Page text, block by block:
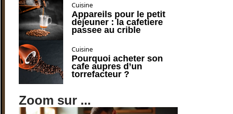
Cuisine
Appareils pour le petit
dejeuner : la cafetiere
passee au crible
Cuisine
Pourquoi acheter son
cafe aupres d’un
torrefacteur ?
Zoom sur ...